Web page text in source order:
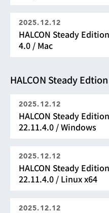
2025.12.12
HALCON Steady
4.0 / Mac
HALCON Steady
2025.12.12
HALCON Steady
22.11.4.0 / Windows
2025.12.12
HALCON Steady
22.11.4.0 / Linux x64
2025.12.12